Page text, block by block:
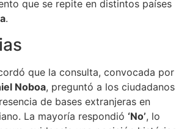
que se repite en distintos países
.
que la consulta, convocada por
Noboa, preguntó a los ciudadanos
de bases extranjeras en
La mayoría respondió ‘No’, lo